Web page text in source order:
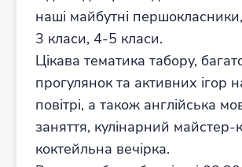
наші майбутні
3 класи, 4-5 класи.
Цікава тематика табору,
прогулянок та активних ігор
повітрі, а також англійська
заняття, кулінарний майстер-
коктейльна вечірка.